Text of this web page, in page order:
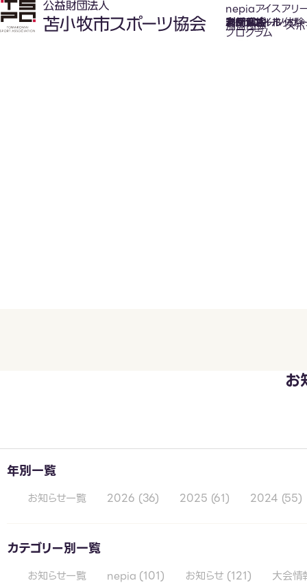
nepiaアイスアリ
氷上スポーツ体験
プログラム
お知らせ
スケジュール
フロアガイド
利用案内
利用料金
カジュアルホッケ
アクセス
加盟団体 ス
お
年別一覧
お知らせ一覧 2026 (36) 2025 (61) 2024 (55)
カテゴリー別一覧
お知らせ一覧 nepia (101) お知らせ (121) 大会情